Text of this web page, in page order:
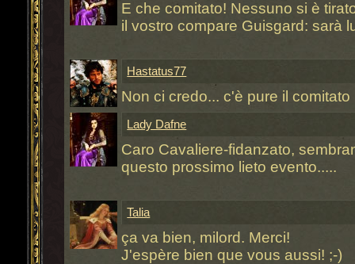
E che comitato! Nessuno si è
il vostro compare Guisgard: sarà
Hastatus77
Non ci credo... c'è pure il
Lady Dafne
Caro Cavaliere-fidanzato,
questo prossimo lieto evento.....
Talia
ça va bien, milord. Merci!
J'espère bien que vous aussi! ;-)